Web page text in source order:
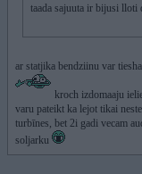
taada sajuuta ir bijusi lloti
ar statjika bendziinu var
kroch izdomaaju
varu pateikt ka lejot tikai
turbīnes, bet 2i gadi vecam
soljarku